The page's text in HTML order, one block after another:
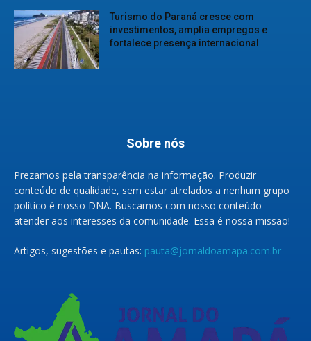
Turismo do Paraná cresce com
investimentos, amplia empregos e
fortalece presença internacional
Sobre nós
Prezamos pela transparência na informação. Produzir
conteúdo de qualidade, sem estar atrelados a nenhum grupo
político é nosso DNA. Buscamos com nosso conteúdo
atender aos interesses da comunidade. Essa é nossa missão!
Artigos, sugestões e pautas: pauta@jornaldoamapa.com.br